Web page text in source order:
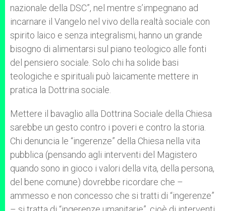
nazionale della DSC”, nel mentre s’impegnano ad
incarnare il Vangelo nel vivo della realtà sociale con
spirito laico e senza integralismi, hanno un grande
bisogno di alimentarsi sul piano teologico alle fonti
del pensiero sociale. Solo chi ha solide basi
teologiche e spirituali può laicamente mettere in
pratica la Dottrina sociale.
Mettere il bavaglio alla Dottrina Sociale della Chiesa
sarebbe un gesto contro i poveri e contro la storia.
Chi denuncia le “ingerenze” della Chiesa nella vita
pubblica (pensando agli interventi del Magistero
quando sono in gioco i valori della vita, della persona,
del bene comune) dovrebbe ricordare che –
ammesso e non concesso che si tratti di “ingerenze”